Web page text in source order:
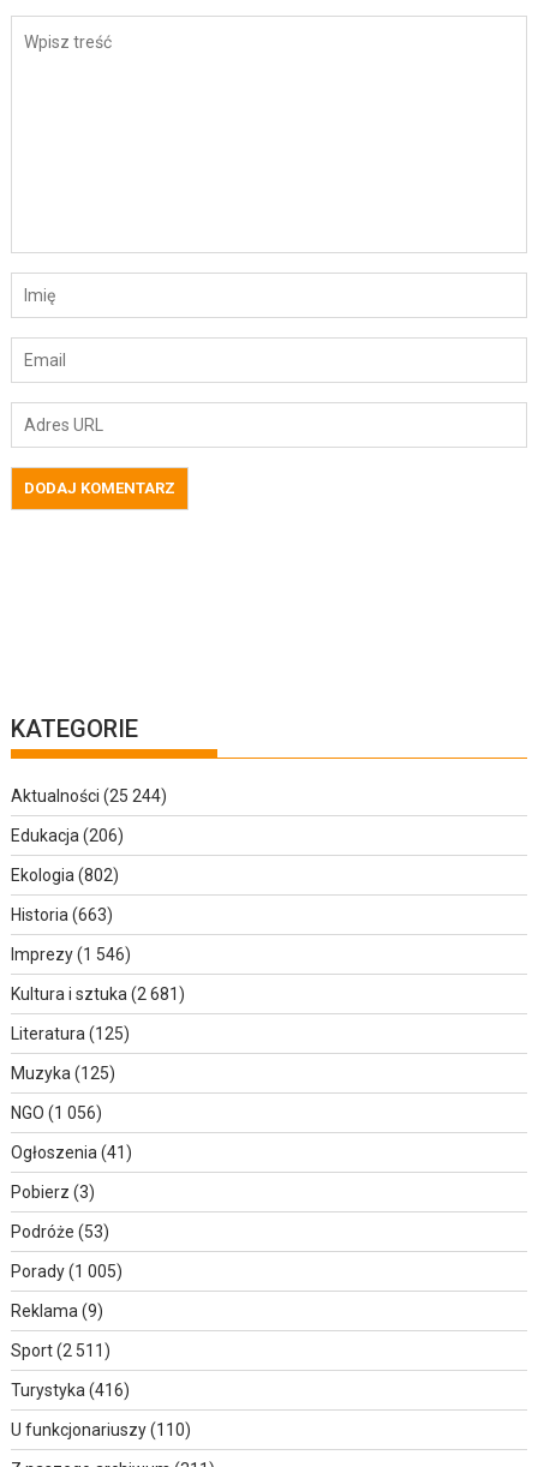
KATEGORIE
Aktualności (25 244)
Edukacja (206)
Ekologia (802)
Historia (663)
Imprezy(1 546)
Kultura i sztuka (2 681)
Literatura (125)
Muzyka (125)
NGO (1 056)
Ogłoszenia (41)
Pobierz (3)
Podróże (53)
Porady(1 005)
Reklama (9)
Sport(2 511)
Turystyka (416)
U funkcjonariuszy(110)